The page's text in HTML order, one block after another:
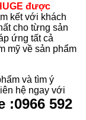
được
kết với khách
cho từng sản
ứng tất cả
mỹ về sản phẩm
và tìm ý
hệ ngay với
:0966 592